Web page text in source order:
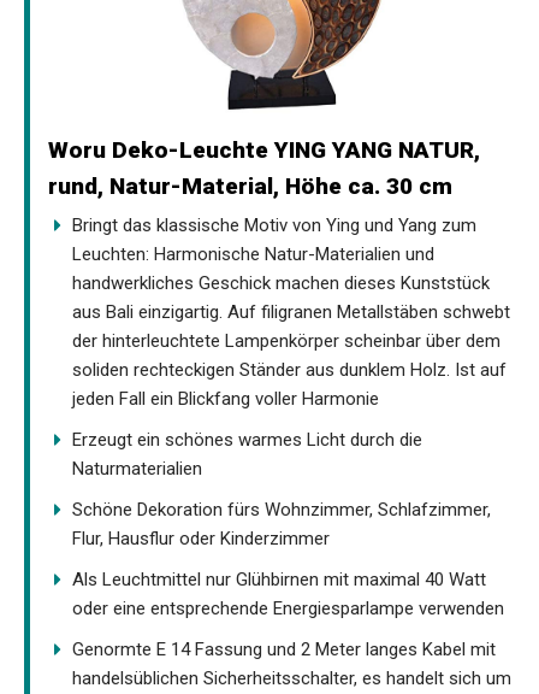
Woru Deko-Leuchte YING YANG NATUR,
rund, Natur-Material, Höhe ca. 30 cm
Bringt das klassische Motiv von Ying und Yang zum
Leuchten: Harmonische Natur-Materialien und
handwerkliches Geschick machen dieses Kunststück
aus Bali einzigartig. Auf filigranen Metallstäben schwebt
der hinterleuchtete Lampenkörper scheinbar über dem
soliden rechteckigen Ständer aus dunklem Holz. Ist auf
jeden Fall ein Blickfang voller Harmonie
Erzeugt ein schönes warmes Licht durch die
Naturmaterialien
Schöne Dekoration fürs Wohnzimmer, Schlafzimmer,
Flur, Hausflur oder Kinderzimmer
Als Leuchtmittel nur Glühbirnen mit maximal 40 Watt
oder eine entsprechende Energiesparlampe verwenden
Genormte E 14 Fassung und 2 Meter langes Kabel mit
handelsüblichen Sicherheitsschalter, es handelt sich um